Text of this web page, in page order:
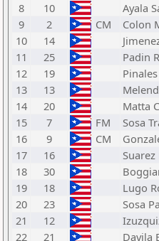
8
10 Ayala
9
2 CM Colon
10
14
11
25 Padin
12
19
13
13
14
20 Matta
15
7 FM Sosa
16
9 CM
17
16 Suarez
18
30
19
18 Lugo
20
23 Sosa
21
12
22
21 Davila